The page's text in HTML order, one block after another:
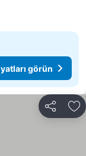
görün
Paylaş